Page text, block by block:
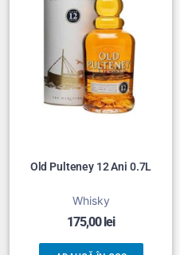
Old Pulteney 12 Ani 0.7L
Whisky
175,00lei